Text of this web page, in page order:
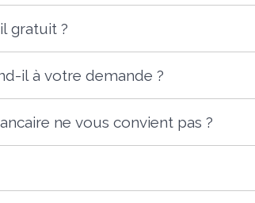
gratuit ?
il à votre demande ?
ne vous convient pas ?